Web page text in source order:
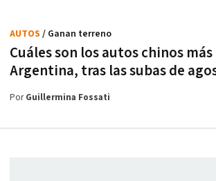
Cuáles son los autos chinos
Argentina, tras las subas de
AUTOS / Ganan terreno
PorGuillermina Fossati